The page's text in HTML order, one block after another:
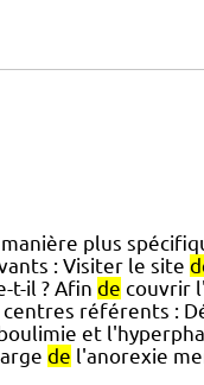
manière plus
: Visiter le site
t-il ? Afin de couvrir
référents :
et
de l'anorexie